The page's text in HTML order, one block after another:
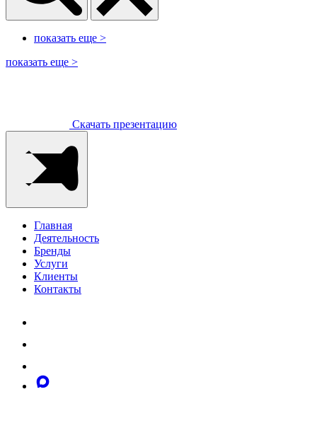
показать еще >
показать еще >
Скачать презентацию
Главная
Деятельность
Бренды
Услуги
Клиенты
Контакты